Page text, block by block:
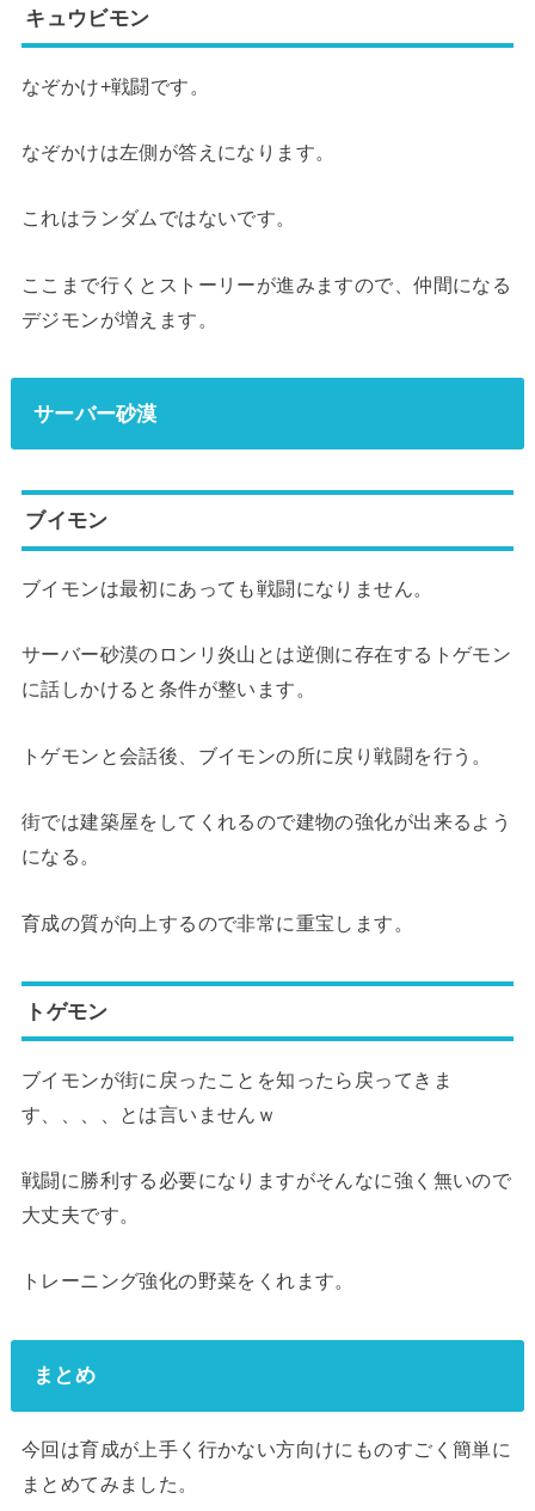
キュウビモン
なぞかけ+戦闘です。
なぞかけは左側が答えになります。
これはランダムではないです。
ここまで行くとストーリーが進みますので、仲間になる
デジモンが増えます。
サーバー砂漠
ブイモン
ブイモンは最初にあっても戦闘になりません。
サーバー砂漠のロンリ炎山とは逆側に存在するトゲモン
に話しかけると条件が整います。
トゲモンと会話後、ブイモンの所に戻り戦闘を行う。
街では建築屋をしてくれるので建物の強化が出来るよう
になる。
育成の質が向上するので非常に重宝します。
トゲモン
ブイモンが街に戻ったことを知ったら戻ってきま
す、、、、とは言いませんｗ
戦闘に勝利する必要になりますがそんなに強く無いので
大丈夫です。
トレーニング強化の野菜をくれます。
まとめ
今回は育成が上手く行かない方向けにものすごく簡単に
まとめてみました。